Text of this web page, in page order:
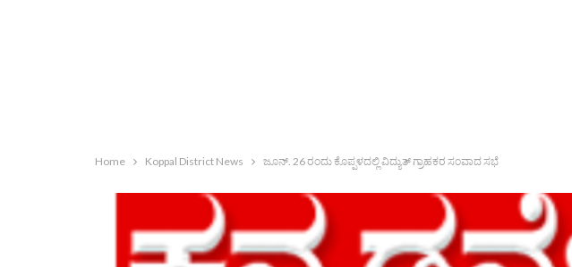
Home Koppal District News ಜೂನ್. 26 ರಂದು ಕೊಪ್ಪಳದಲ್ಲಿ ವಿದ್ಯುತ್ ಗ್ರಾಹಕರ ಸಂವಾದ ಸಭೆ